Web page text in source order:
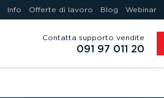
Info Offerte di lavoro Blog Webinar
Contatta supporto vendite
091 97 011 20